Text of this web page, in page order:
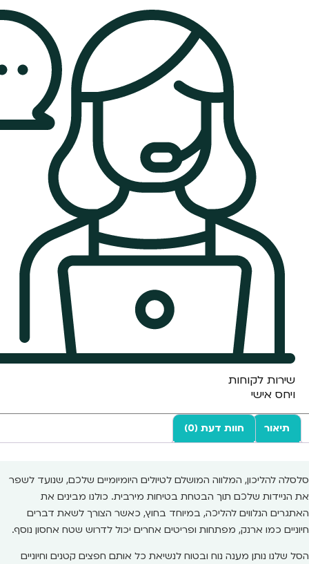
שירות לקוחות
ויחס אישי
תיאור חוות דעת (0)
סלסלה להליכון, המלווה המושלם לטיולים היומיומיים שלכם, שנועד לשפר
את הניידות שלכם תוך הבטחת בטיחות מירבית. כולנו מבינים את
האתגרים הנלווים להליכה, במיוחד בחוץ, כאשר הצורך לשאת דברים
חיוניים כמו ארנק, מפתחות ופריטים אחרים יכול לדרוש שטח אחסון נוסף.
הסל שלנו נותן מענה נוח ובטוח לנשיאת כל אותם חפצים קטנים וחיוניים